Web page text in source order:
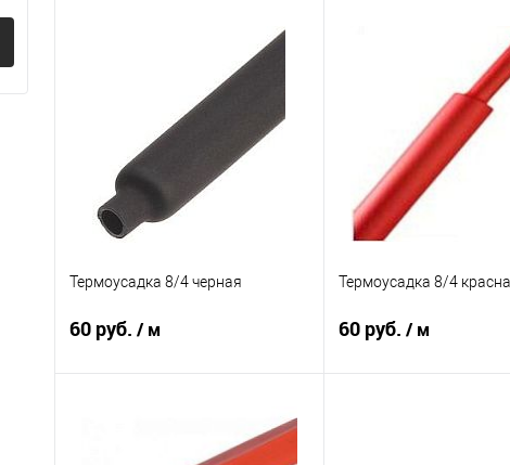
В
В
Термоусадка 8/4 черная
60 руб. / м
Термоусадка 8/4
60 руб. / м